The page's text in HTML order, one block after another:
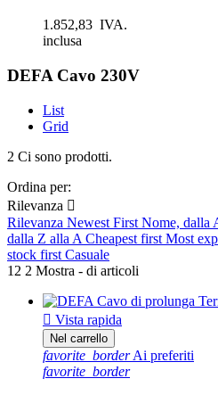
1.852,83 IVA.
inclusa
DEFA Cavo 230V
List
Grid
2 Ci sono prodotti.
Ordina per:
Rilevanza 
Rilevanza Newest First Nome, dalla
dalla Z alla A Cheapest first Most
stock first Casuale
12 2 Mostra - di articoli
 Vista rapida
Nel carrello
favorite_borderAi preferiti
favorite_border